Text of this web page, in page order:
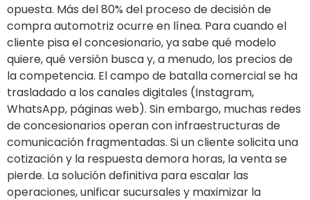
opuesta. Más del 80% del proceso de decisión de
compra automotriz ocurre en línea. Para cuando el
cliente pisa el concesionario, ya sabe qué modelo
quiere, qué versión busca y, a menudo, los precios de
la competencia. El campo de batalla comercial se ha
trasladado a los canales digitales (Instagram,
WhatsApp, páginas web). Sin embargo, muchas redes
de concesionarios operan con infraestructuras de
comunicación fragmentadas. Si un cliente solicita una
cotización y la respuesta demora horas, la venta se
pierde. La solución definitiva para escalar las
operaciones, unificar sucursales y maximizar la